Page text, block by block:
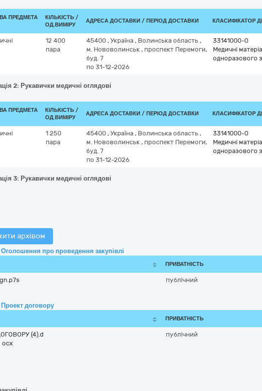
ПРЕДМЕТА
КІЛЬКІСТЬ /
ОД.ВИМІРУ
АДРЕСА ДОСТАВКИ / ПЕРІОД ДОСТАВКИ КЛАСИФІКАТОР
12 400
пара
45400 , Україна , Волинська область ,
м. Нововолинськ , проспект Перемоги,
буд. 7
по 31-12-2026
33141000-0
Медичні
одноразового
2: Рукавички медичні оглядові
ПРЕДМЕТА
КІЛЬКІСТЬ /
ОД.ВИМІРУ
АДРЕСА ДОСТАВКИ / ПЕРІОД ДОСТАВКИ КЛАСИФІКАТОР
1 250
пара
45400 , Україна , Волинська область ,
м. Нововолинськ , проспект Перемоги,
буд. 7
по 31-12-2026
33141000-0
Медичні
одноразового
3: Рукавички медичні оглядові
архівом
про проведення закупівлі
ПРИВАТНІСТЬ
публічний
договору
ПРИВАТНІСТЬ
(4).d
ocx
публічний